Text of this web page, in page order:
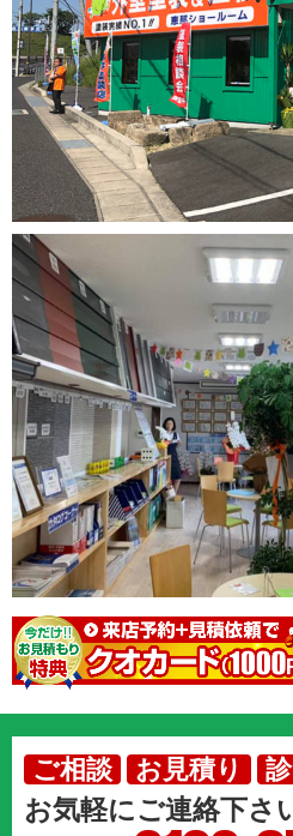
ご相談 お見積り
お気軽にご連絡下さ